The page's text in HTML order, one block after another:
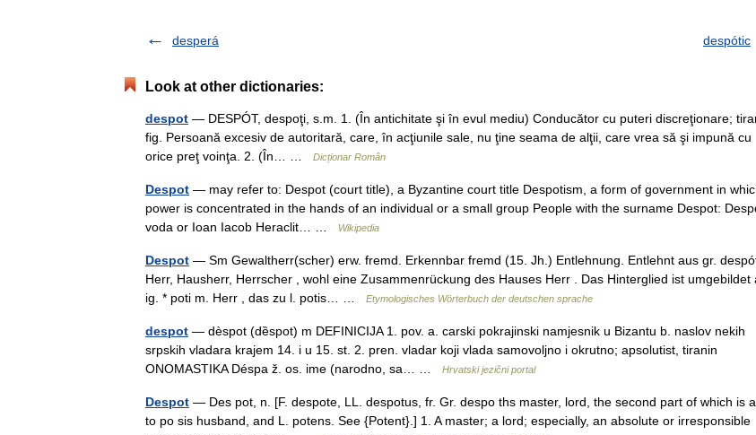
desperá despótic
Look at other dictionaries:
despot — DESPÓT, despoţi, s.m. 1. (În antichitate şi în evul mediu) Conducător cu puteri discreţionare;
fig. Persoană excesiv de autoritară, care, în acţiunile sale, nu ţine seama de alţii, care vrea să şi impună cu
orice preţ voinţa. 2. (În… …
Dicționar Român
Despot — may refer to: Despot (court title), a Byzantine court title Despotism, a form of government in
power is concentrated in the hands of an individual or a small group People with the surname Despot:
voda or Ioan Iacob Heraclit… …
Wikipedia
Despot — Sm Gewaltherr(scher) erw. fremd. Erkennbar fremd (15. Jh.) Entlehnung. Entlehnt aus gr.
Herr, Hausherr, Herrscher , wohl eine Zusammenrückung des Hauses Herr . Das Hinterglied ist umgebildet
ig. * poti m. Herr , das zu l. potis… …
Etymologisches Wörterbuch der deutschen sprache
despot — dèspot (dȅspot) m DEFINICIJA 1. pov. a. carski pokrajinski namjesnik u Bizantu b. naslov nekih
srpskih vladara krajem 14. i u 15. st. 2. pren. vladar koji vlada samovoljno i okrutno; apsolutist, tiranin
ONOMASTIKA Déspa ž. os. ime (narodno, sa… …
Hrvatski jezični portal
Despot — Des pot, n. [F. despote, LL. despotus, fr. Gr. despo ths master, lord, the second part of which is
to po sis husband, and L. potens. See {Potent}.] 1. A master; a lord; especially, an absolute or irresponsible